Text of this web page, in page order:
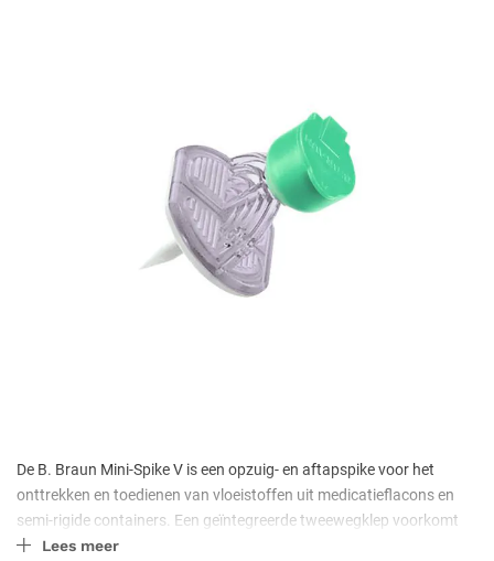
De B. Braun Mini-Spike V is een opzuig- en aftapspike voor het
onttrekken en toedienen van vloeistoffen uit medicatieflacons en
semi-rigide containers. Een geïntegreerde tweewegklep voorkomt
vrije doorstroming wanneer het systeem ondersteboven wordt
Lees meer